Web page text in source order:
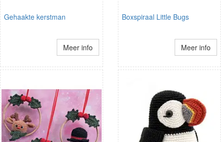
Gehaakte kerstman
Meer info
Boxspiraal Little Bugs
Meer info